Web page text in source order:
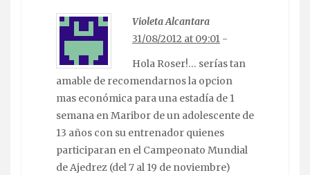
Violeta Alcantara
31/08/2012 at 09:01 -
Hola Roser!… serías tan
amable de recomendarnos la opcion
mas económica para una estadía de 1
semana en Maribor de un adolescente de
13 años con su entrenador quienes
participaran en el Campeonato Mundial
de Ajedrez (del 7 al 19 de noviembre)